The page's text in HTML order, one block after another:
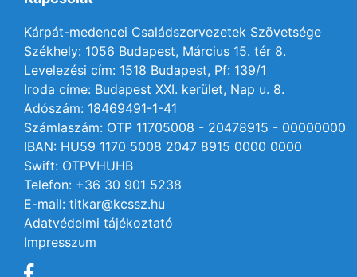
Kárpát-medencei Családszervezetek Szövetsége
Székhely: 1056 Budapest, Március 15. tér 8.
Levelezési cím: 1518 Budapest, Pf: 139/1
Iroda címe: Budapest XXI. kerület, Nap u. 8.
Adószám: 18469491-1-41
Számlaszám: OTP 11705008 - 20478915 - 00000000
IBAN: HU59 1170 5008 2047 8915 0000 0000
Swift: OTPVHUHB
Telefon: +36 30 901 5238
E-mail: titkar@kcssz.hu
Adatvédelmi tájékoztató
Impresszum